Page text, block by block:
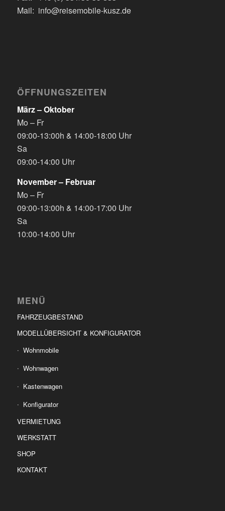
Mail: info@reisemobile-kusz.de
ÖFFNUNGSZEITEN
März – Oktober
Mo – Fr
09:00-13:00h & 14:00-18:00 Uhr
Sa
09:00-14:00 Uhr
November – Februar
Mo – Fr
09:00-13:00h & 14:00-17:00 Uhr
Sa
10:00-14:00 Uhr
MENÜ
FAHRZEUGBESTAND
MODELLÜBERSICHT & KONFIGURATOR
Wohnmobile
Wohnwagen
Kastenwagen
Konfigurator
VERMIETUNG
WERKSTATT
SHOP
KONTAKT